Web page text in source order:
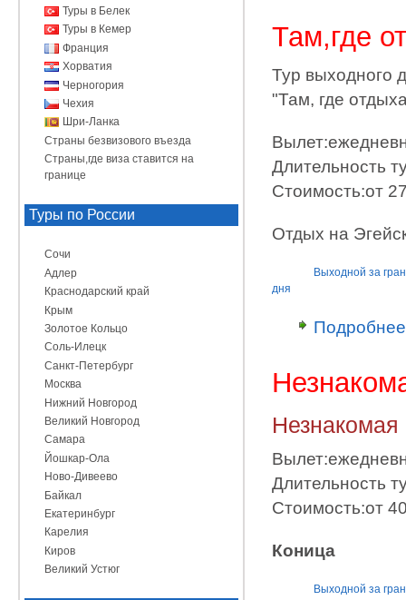
Там,где
Тур выходного
"Там, где
Длительность
Стоимость:от
Отдых на
Выходной за
дня
Подробнее
Незнакомая
Длительность
Стоимость:от
Коница
Выходной за
Туры в Белек
Туры в Кемер
Франция
Хорватия
Черногория
Чехия
Шри-Ланка
Страны безвизового въезда
Страны,где виза ставится на
границе
Туры по России
Сочи
Адлер
Краснодарский край
Крым
Золотое Кольцо
Соль-Илецк
Санкт-Петербург
Москва
Нижний Новгород
Великий Новгород
Самара
Йошкар-Ола
Ново-Дивеево
Байкал
Екатеринбург
Карелия
Киров
Великий Устюг